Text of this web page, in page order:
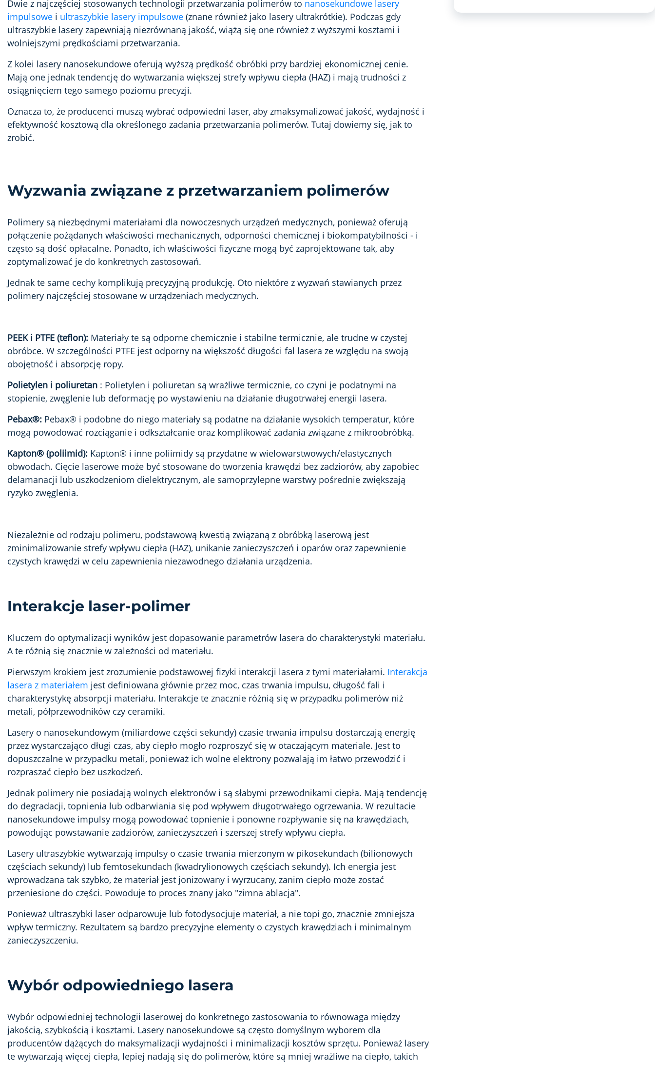
Dwie z najczęściej stosowanych technologii przetwarzania polimerów to nanosekundowe lasery
impulsowe i ultraszybkie lasery impulsowe (znane również jako lasery ultrakrótkie). Podczas gdy
ultraszybkie lasery zapewniają niezrównaną jakość, wiążą się one również z wyższymi kosztami i
wolniejszymi prędkościami przetwarzania.
Z kolei lasery nanosekundowe oferują wyższą prędkość obróbki przy bardziej ekonomicznej cenie.
Mają one jednak tendencję do wytwarzania większej strefy wpływu ciepła (HAZ) i mają trudności z
osiągnięciem tego samego poziomu precyzji.
Oznacza to, że producenci muszą wybrać odpowiedni laser, aby zmaksymalizować jakość, wydajność i
efektywność kosztową dla określonego zadania przetwarzania polimerów. Tutaj dowiemy się, jak to
zrobić.
Wyzwania związane z przetwarzaniem polimerów
Polimery są niezbędnymi materiałami dla nowoczesnych urządzeń medycznych, ponieważ oferują
połączenie pożądanych właściwości mechanicznych, odporności chemicznej i biokompatybilności - i
często są dość opłacalne. Ponadto, ich właściwości fizyczne mogą być zaprojektowane tak, aby
zoptymalizować je do konkretnych zastosowań.
Jednak te same cechy komplikują precyzyjną produkcję. Oto niektóre z wyzwań stawianych przez
polimery najczęściej stosowane w urządzeniach medycznych.
PEEK i PTFE (teflon): Materiały te są odporne chemicznie i stabilne termicznie, ale trudne w czystej
obróbce. W szczególności PTFE jest odporny na większość długości fal lasera ze względu na swoją
obojętność i absorpcję ropy.
Polietylen i poliuretan : Polietylen i poliuretan są wrażliwe termicznie, co czyni je podatnymi na
stopienie, zwęglenie lub deformację po wystawieniu na działanie długotrwałej energii lasera.
Pebax®: Pebax® i podobne do niego materiały są podatne na działanie wysokich temperatur, które
mogą powodować rozciąganie i odkształcanie oraz komplikować zadania związane z mikroobróbką.
Kapton® (poliimid): Kapton® i inne poliimidy są przydatne w wielowarstwowych/elastycznych
obwodach. Cięcie laserowe może być stosowane do tworzenia krawędzi bez zadziorów, aby zapobiec
delamanacji lub uszkodzeniom dielektrycznym, ale samoprzylepne warstwy pośrednie zwiększają
ryzyko zwęglenia.
Niezależnie od rodzaju polimeru, podstawową kwestią związaną z obróbką laserową jest
zminimalizowanie strefy wpływu ciepła (HAZ), unikanie zanieczyszczeń i oparów oraz zapewnienie
czystych krawędzi w celu zapewnienia niezawodnego działania urządzenia.
Interakcje laser-polimer
Kluczem do optymalizacji wyników jest dopasowanie parametrów lasera do charakterystyki materiału.
A te różnią się znacznie w zależności od materiału.
Pierwszym krokiem jest zrozumienie podstawowej fizyki interakcji lasera z tymi materiałami. Interakcja
lasera z materiałem jest definiowana głównie przez moc, czas trwania impulsu, długość fali i
charakterystykę absorpcji materiału. Interakcje te znacznie różnią się w przypadku polimerów niż
metali, półprzewodników czy ceramiki.
Lasery o nanosekundowym (miliardowe części sekundy) czasie trwania impulsu dostarczają energię
przez wystarczająco długi czas, aby ciepło mogło rozproszyć się w otaczającym materiale. Jest to
dopuszczalne w przypadku metali, ponieważ ich wolne elektrony pozwalają im łatwo przewodzić i
rozpraszać ciepło bez uszkodzeń.
Jednak polimery nie posiadają wolnych elektronów i są słabymi przewodnikami ciepła. Mają tendencję
do degradacji, topnienia lub odbarwiania się pod wpływem długotrwałego ogrzewania. W rezultacie
nanosekundowe impulsy mogą powodować topnienie i ponowne rozpływanie się na krawędziach,
powodując powstawanie zadziorów, zanieczyszczeń i szerszej strefy wpływu ciepła.
Lasery ultraszybkie wytwarzają impulsy o czasie trwania mierzonym w pikosekundach (bilionowych
częściach sekundy) lub femtosekundach (kwadrylionowych częściach sekundy). Ich energia jest
wprowadzana tak szybko, że materiał jest jonizowany i wyrzucany, zanim ciepło może zostać
przeniesione do części. Powoduje to proces znany jako "zimna ablacja".
Ponieważ ultraszybki laser odparowuje lub fotodysocjuje materiał, a nie topi go, znacznie zmniejsza
wpływ termiczny. Rezultatem są bardzo precyzyjne elementy o czystych krawędziach i minimalnym
zanieczyszczeniu.
Wybór odpowiedniego lasera
Wybór odpowiedniej technologii laserowej do konkretnego zastosowania to równowaga między
jakością, szybkością i kosztami. Lasery nanosekundowe są często domyślnym wyborem dla
producentów dążących do maksymalizacji wydajności i minimalizacji kosztów sprzętu. Ponieważ lasery
te wytwarzają więcej ciepła, lepiej nadają się do polimerów, które są mniej wrażliwe na ciepło, takich